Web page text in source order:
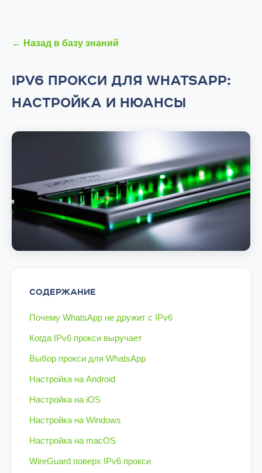
← Назад в базу знаний
IPV6 ПРОКСИ ДЛЯ WHATSAPP:
НАСТРОЙКА И НЮАНСЫ
СОДЕРЖАНИЕ
Почему WhatsApp не дружит с IPv6
Когда IPv6 прокси выручает
Выбор прокси для WhatsApp
Настройка на Android
Настройка на iOS
Настройка на Windows
Настройка на macOS
WireGuard поверх IPv6 прокси